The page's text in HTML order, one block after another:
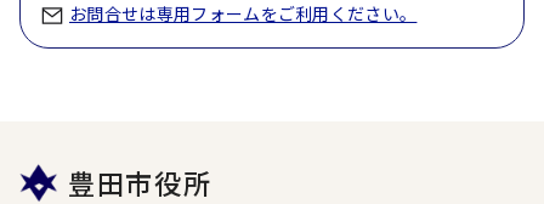
お問合せは専用フォームをご利用ください。
豊田市役所